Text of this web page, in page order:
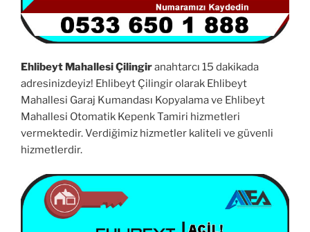
Ehlibeyt Mahallesi Çilingiranahtarcı 15 dakikada
adresinizdeyiz! Ehlibeyt Çilingir olarak Ehlibeyt
Mahallesi Garaj Kumandası Kopyalama ve Ehlibeyt
Mahallesi Otomatik Kepenk Tamiri hizmetleri
vermektedir. Verdiğimiz hizmetler kaliteli ve güvenli
hizmetlerdir.